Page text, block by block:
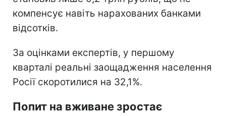
компенсує навіть нарахованих банками
відсотків.
За оцінками експертів, у першому
кварталі реальні заощадження населення
Росії скоротилися на 32,1%.
Попит на вживане зростає